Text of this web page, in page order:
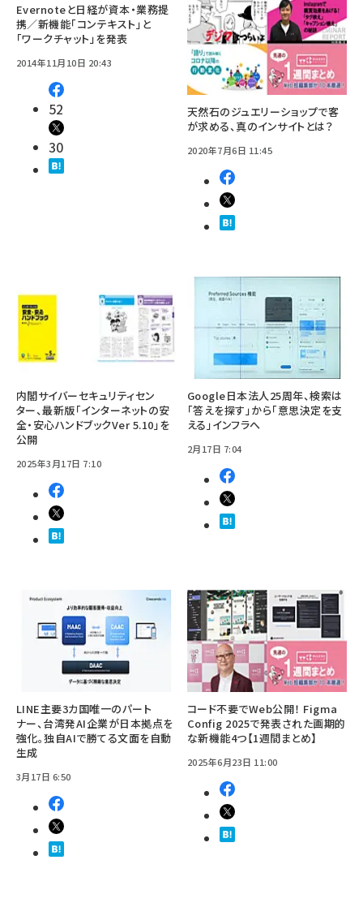
Evernoteと日経が資本・業務提
携／新機能「コンテキスト」と
「ワークチャット」を発表
2014年11月10日 20:43
52
30
天然石のジュエリーショップで客
が求める、真のインサイトとは？
2020年7月6日 11:45
内閣サイバーセキュリティセン
ター、最新版「インターネットの安
全・安心ハンドブックVer 5.10」を
公開
2025年3月17日 7:10
Google日本法人25周年、検索は
「答えを探す」から「意思決定を支
える」インフラへ
2月17日 7:04
LINE主要3カ国唯一のパート
ナー、台湾発AI企業が日本拠点を
強化。独自AIで勝てる文面を自動
生成
3月17日 6:50
コード不要でWeb公開！ Figma
Config 2025で発表された画期的
な新機能4つ【1週間まとめ】
2025年6月23日 11:00